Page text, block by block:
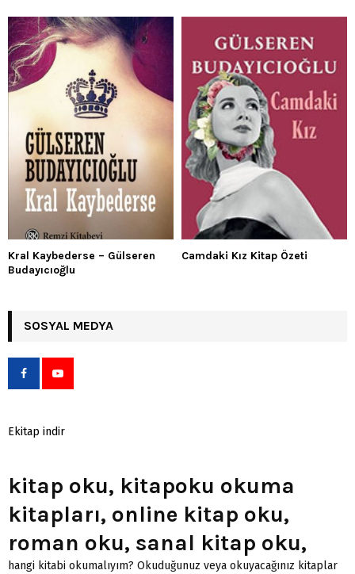
Kral Kaybederse – Gülseren
Budayıcıoğlu
Camdaki Kız Kitap Özeti
SOSYAL MEDYA
Ekitap indir
kitap oku, kitapoku okuma
kitapları, online kitap oku,
roman oku, sanal kitap oku,
hangi kitabi okumalıyım? Okuduğunuz veya okuyacağınız kitaplar